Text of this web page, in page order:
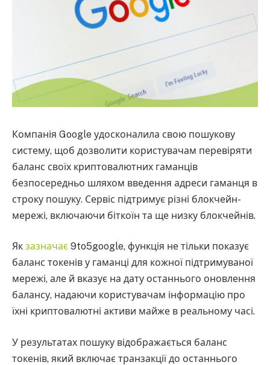
Компанія Google удосконалила свою пошукову
систему, щоб дозволити користувачам перевіряти
баланс своїх криптовалютних гаманців
безпосередньо шляхом введення адреси гаманця в
строку пошуку. Сервіс підтримує різні блокчейн-
мережі, включаючи біткоїн та ще низку блокчейнів.
Як зазначає 9to5google, функція не тільки показує
баланс токенів у гаманці для кожної підтримуваної
мережі, але й вказує на дату останнього оновлення
балансу, надаючи користувачам інформацію про
їхні криптовалютні активи майже в реальному часі.
У результатах пошуку відображається баланс
токенів, який включає транзакції до останнього